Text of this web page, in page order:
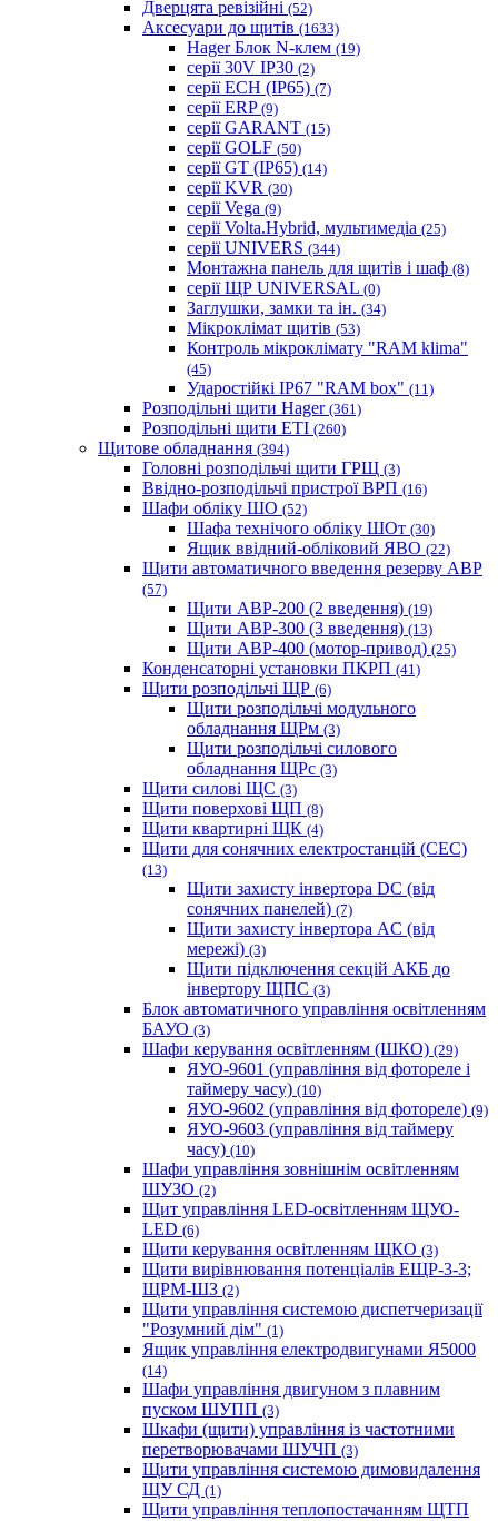
Дверцята ревізійні (52)
Аксесуари до щитів (1633)
Hager Блок N-клем (19)
серії 30V IP30 (2)
серії ECH (IP65) (7)
серії ERP (9)
серії GARANT (15)
серії GOLF (50)
серії GT (IP65) (14)
серії KVR (30)
серії Vega (9)
серії Volta.Hybrid, мультимедіа (25)
серії UNIVERS (344)
Монтажна панель для щитів і шаф (8)
серії ЩР UNIVERSAL (0)
Заглушки, замки та ін. (34)
Мікроклімат щитів (53)
Контроль мікроклімату "RAM klima"
(45)
Ударостійкі IP67 "RAM box" (11)
Розподільні щити Hager (361)
Розподільні щити ETI (260)
Щитове обладнання (394)
Головні розподільчі щити ГРЩ (3)
Ввідно-розподільчі пристрої ВРП (16)
Шафи обліку ШО (52)
Шафа технічого обліку ШОт (30)
Ящик ввідний-обліковий ЯВО (22)
Щити автоматичного введення резерву АВР
(57)
Щити АВР-200 (2 введення) (19)
Щити АВР-300 (3 введення) (13)
Щити АВР-400 (мотор-привод) (25)
Конденсаторні установки ПКРП (41)
Щити розподільчі ЩР (6)
Щити розподільчі модульного
обладнання ЩРм (3)
Щити розподільчі силового
обладнання ЩРс (3)
Щити силові ЩС (3)
Щити поверхові ЩП (8)
Щити квартирні ЩК (4)
Щити для сонячних електростанцій (СЕС)
(13)
Щити захисту інвертора DC (від
сонячних панелей) (7)
Щити захисту інвертора AC (від
мережі) (3)
Щити підключення секцій АКБ до
інвертору ЩПС (3)
Блок автоматичного управління освітленням
БАУО (3)
Шафи керування освітленням (ШКО) (29)
ЯУО-9601 (управління від фотореле і
таймеру часу) (10)
ЯУО-9602 (управління від фотореле) (9)
ЯУО-9603 (управління від таймеру
часу) (10)
Шафи управління зовнішнім освітленням
ШУЗО (2)
Щит управління LED-освітленням ЩУО-
LED (6)
Щити керування освітленням ЩКО (3)
Щити вирівнювання потенціалів ЕЩР-3-3;
ЩРМ-ШЗ (2)
Щити управління системою диспетчеризації
"Розумний дім" (1)
Ящик управління електродвигунами Я5000
(14)
Шафи управління двигуном з плавним
пуском ШУПП (3)
Шкафи (щити) управління із частотними
перетворювачами ШУЧП (3)
Щити управління системою димовидалення
ЩУ СД (1)
Щити управління теплопостачанням ЩТП